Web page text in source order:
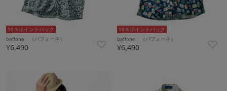
10％ポイントバック
baffone （バフォーネ）
¥6,490
10％ポイントバック
baffone （バフォーネ）
¥6,490